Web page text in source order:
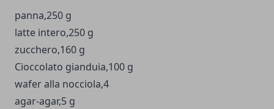
panna,250 g
latte intero,250 g
zucchero,160 g
Cioccolato gianduia,100 g
wafer alla nocciola,4
agar-agar,5 g